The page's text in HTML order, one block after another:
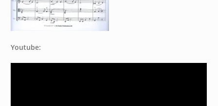
Youtube: